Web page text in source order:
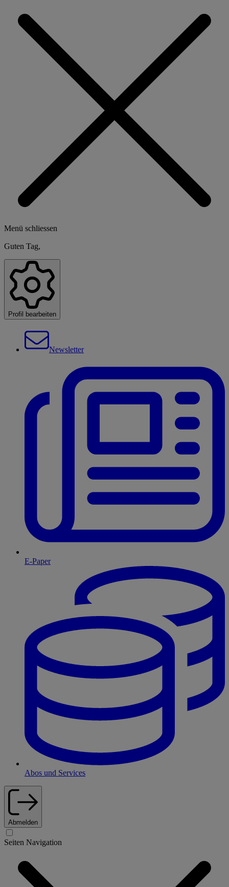
Menü schliessen
Guten Tag,
Profil bearbeiten
Newsletter
E-Paper
Abos und Services
Abmelden
Seiten Navigation